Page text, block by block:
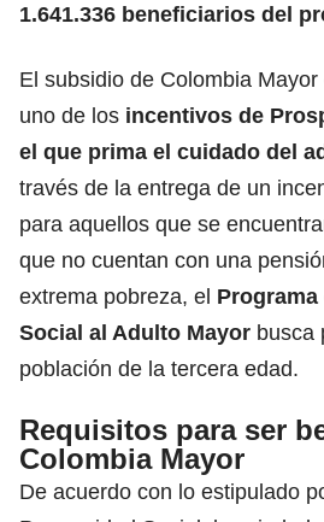
1.641.336 beneficiarios del
El subsidio de Colombia
uno de los incentivos de
el que prima el cuidado del
través de la entrega de un
para aquellos que se
que no cuentan con una
extrema pobreza, el
Social al Adulto Mayor busca
población de la tercera edad.
Requisitos para ser
Colombia Mayor
De acuerdo con lo estipulado